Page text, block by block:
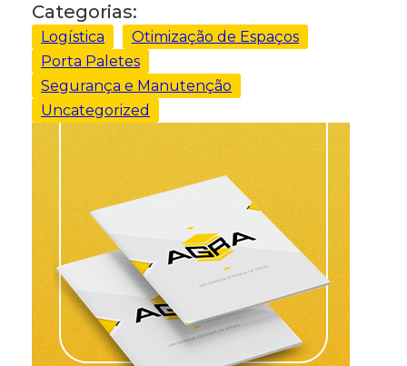
Categorias:
Logística
Otimização de Espaços
Porta Paletes
Segurança e Manutenção
Uncategorized